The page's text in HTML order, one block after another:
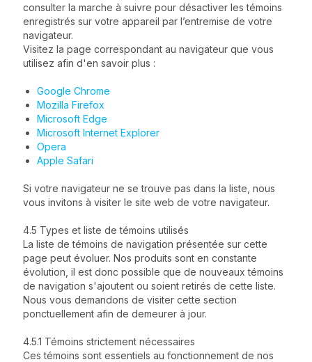
consulter la marche à suivre pour désactiver les témoins
enregistrés sur votre appareil par l’entremise de votre
navigateur.
Visitez la page correspondant au navigateur que vous
utilisez afin d'en savoir plus :
Google Chrome
Mozilla Firefox
Microsoft Edge
Microsoft Internet Explorer
Opera
Apple Safari
Si votre navigateur ne se trouve pas dans la liste, nous
vous invitons à visiter le site web de votre navigateur.
4.5 Types et liste de témoins utilisés
La liste de témoins de navigation présentée sur cette
page peut évoluer. Nos produits sont en constante
évolution, il est donc possible que de nouveaux témoins
de navigation s'ajoutent ou soient retirés de cette liste.
Nous vous demandons de visiter cette section
ponctuellement afin de demeurer à jour.
4.5.1 Témoins strictement nécessaires
Ces témoins sont essentiels au fonctionnement de nos